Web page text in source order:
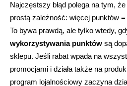
Najczęstszy błąd polega na tym,
prostą zależność: więcej punktów
To bywa prawdą, ale tylko wtedy,
wykorzystywania punktów są
sklepu. Jeśli rabat wpada na
promocjami i działa także na
program lojalnościowy zaczyna